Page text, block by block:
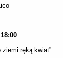
ziemi ręką kwiat”